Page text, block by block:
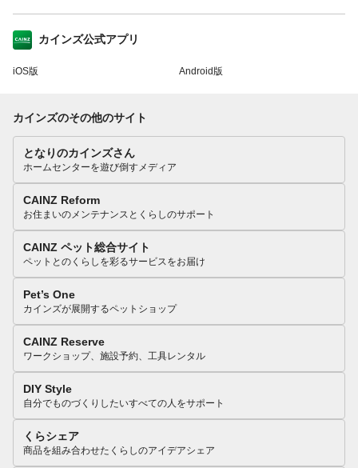
カインズ公式アプリ
iOS版 Android版
カインズのその他のサイト
となりのカインズさん
ホームセンターを遊び倒すメディア
CAINZ Reform
お住まいのメンテナンスとくらしのサポート
CAINZ ペット総合サイト
ペットとのくらしを彩るサービスをお届け
Pet’s One
カインズが展開するペットショップ
CAINZ Reserve
ワークショップ、施設予約、工具レンタル
DIY Style
自分でものづくりしたいすべての人をサポート
くらシェア
商品を組み合わせたくらしのアイデアシェア